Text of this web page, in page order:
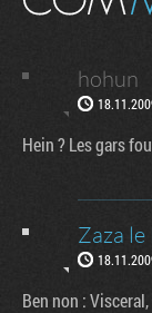
hohun
Hein ? Les gars
Zaza
Ben non :